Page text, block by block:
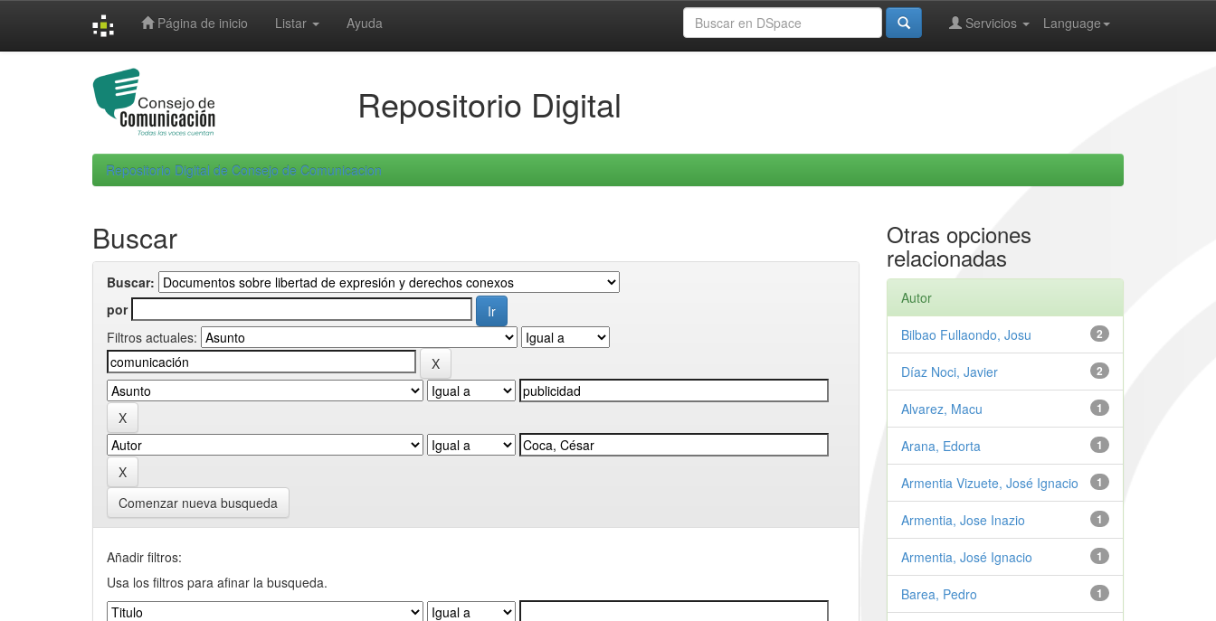
Página de inicio Listar Ayuda Language
Servicios
Repositorio Digital
Repositorio Digital de Consejo de Comunicacion
Buscar
Buscar:
por
Filtros actuales:
Comenzar nueva busqueda
Añadir filtros:
Usa los filtros para afinar la busqueda.
Otras opciones
relacionadas
Autor
2
Bilbao Fullaondo, Josu
2
Díaz Noci, Javier
1
Alvarez, Macu
1
Arana, Edorta
1
Armentia Vizuete, José Ignacio
1
Armentia, Jose Inazio
1
Armentia, José Ignacio
1
Barea, Pedro